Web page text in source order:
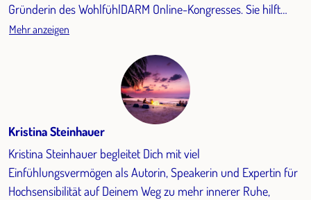
Gründerin des WohlfühlDARM Online-Kongresses. Sie hilft
Menschen, ihre Verdauung zu entlasten, mehr Energie zu
natürliche Weise zu stärken. Mit ganzheitlichem Ansatz
verbindet sie fundiertes Wissen mit praktischen Lösungen, die
leicht umsetzbar sind und spürbare Erleichterung bringen
Mehr anzeigen
Kristina Steinhauer
Kristina Steinhauer begleitet Dich mit viel
Einfühlungsvermögen als Autorin, Speakerin und Expertin für
Hochsensibilität auf Deinem Weg zu mehr innerer Ruhe,